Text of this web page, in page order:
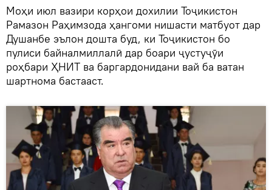
Моҳи июл вазири корҳои дохилии Тоҷикистон
Рамазон Раҳимзода ҳангоми нишасти матбуот дар
Душанбе эълон дошта буд, ки Тоҷикистон бо
пулиси байналмиллалӣ дар боари ҷустуҷӯи
роҳбари ҲНИТ ва баргардонидани вай ба ватан
шартнома бастааст.